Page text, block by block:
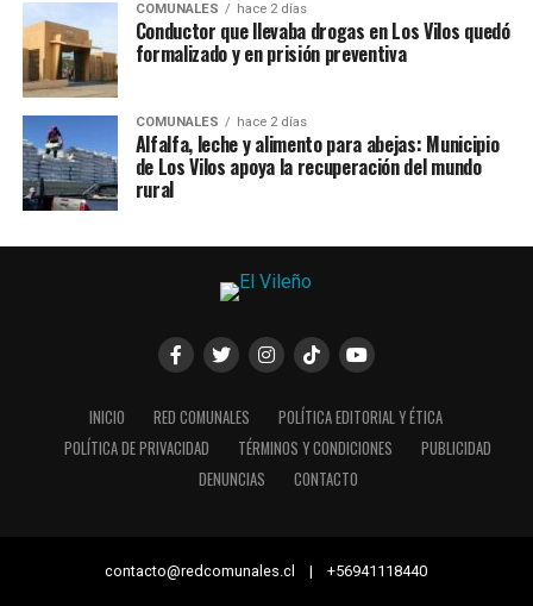
COMUNALES hace 2 días
Conductor que llevaba drogas en Los Vilos quedó
formalizado y en prisión preventiva
COMUNALES hace 2 días
Alfalfa, leche y alimento para abejas: Municipio
de Los Vilos apoya la recuperación del mundo
rural
INICIO RED COMUNALES
POLÍTICA EDITORIAL Y ÉTICA
POLÍTICA DE PRIVACIDAD
TÉRMINOS Y CONDICIONES
PUBLICIDAD
DENUNCIAS
CONTACTO
contacto@redcomunales.cl | +56941118440